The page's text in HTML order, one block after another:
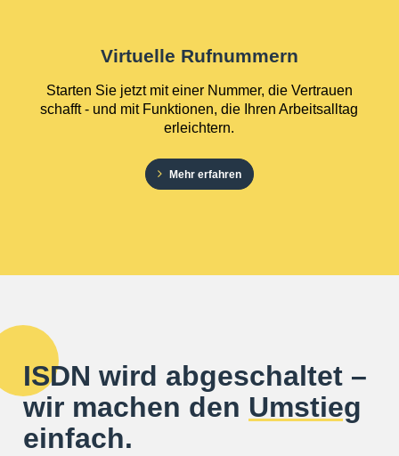
Virtuelle Rufnummern
Starten Sie jetzt mit einer Nummer, die Vertrauen
schafft - und mit Funktionen, die Ihren Arbeitsalltag
erleichtern.
Mehr erfahren
ISDN wird abgeschaltet –
wir machen den Umstieg
einfach.